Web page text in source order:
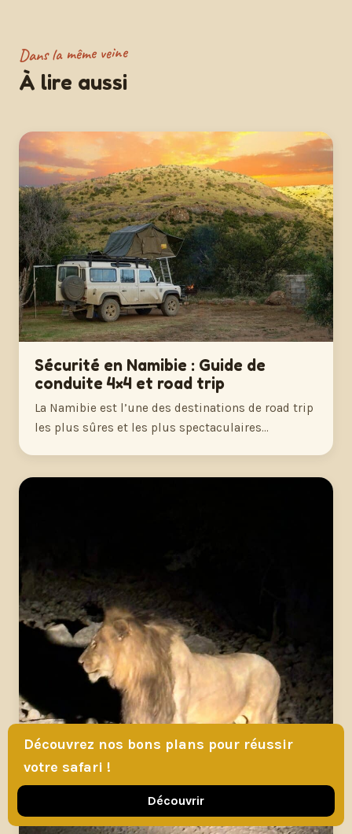
Dans la même veine
À lire aussi
Sécurité en Namibie : Guide de
conduite 4×4 et road trip
La Namibie est l’une des destinations de road trip
les plus sûres et les plus spectaculaires…
Découvrez nos bons plans pour réussir
votre safari !
Découvrir